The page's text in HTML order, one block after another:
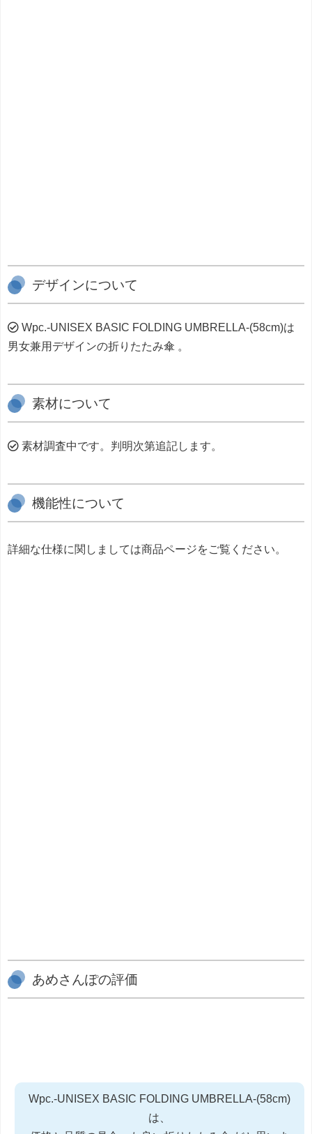
デザインについて
Wpc.-UNISEX BASIC FOLDING UMBRELLA-(58cm)は
男女兼用デザインの折りたたみ傘 。
素材について
素材調査中です。判明次第追記します。
機能性について
詳細な仕様に関しましては商品ページをご覧ください。
あめさんぽの評価
Wpc.-UNISEX BASIC FOLDING UMBRELLA-(58cm)
は、